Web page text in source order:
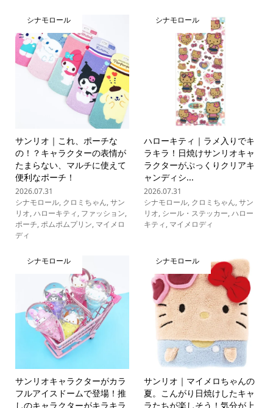
シナモロール
サンリオ｜これ、ポーチな
の！？キャラクターの表情が
たまらない、マルチに使えて
便利なポーチ！
2026.07.31
シナモロール, クロミちゃん,サン
リオ,ハローキティ, ファッション,
ポーチ,ポムポムプリン, マイメロ
ディ
シナモロール
ハローキティ｜ラメ入りでキ
ラキラ！日焼けサンリオキャ
ラクターがぷっくりクリアキ
ャンディシ...
2026.07.31
シナモロール, クロミちゃん,サン
リオ, シール・ステッカー,ハロー
キティ, マイメロディ
シナモロール
サンリオキャラクターがカラ
フルアイスドームで登場！推
しのキャラクターがキラキラ
シナモロール
サンリオ｜マイメロちゃんの
夏。こんがり日焼けしたキャ
ラたちが楽しそう！気分が上